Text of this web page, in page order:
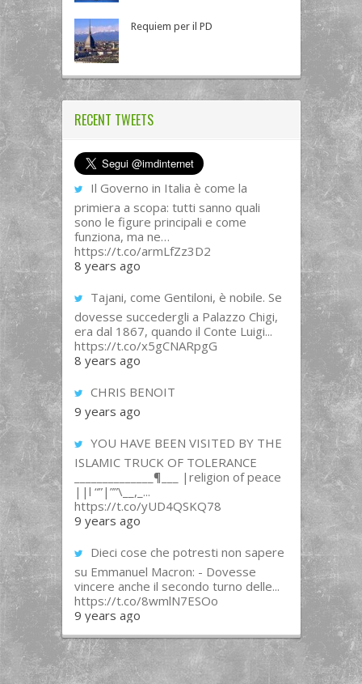
Requiem per il PD
RECENT TWEETS
Il Governo in Italia è come la
primiera a scopa: tutti sanno quali
sono le figure principali e come
funziona, ma ne…
https://t.co/armLfZz3D2
8 years ago
Tajani, come Gentiloni, è nobile. Se
dovesse succedergli a Palazzo Chigi,
era dal 1867, quando il Conte Luigi...
https://t.co/x5gCNARpgG
8 years ago
CHRIS BENOIT
9 years ago
YOU HAVE BEEN VISITED BY THE
ISLAMIC TRUCK OF TOLERANCE
______________¶___ |religion of peace
||l “”|””\__,_...
https://t.co/yUD4QSKQ78
9 years ago
Dieci cose che potresti non sapere
su Emmanuel Macron: - Dovesse
vincere anche il secondo turno delle...
https://t.co/8wmlN7ESOo
9 years ago